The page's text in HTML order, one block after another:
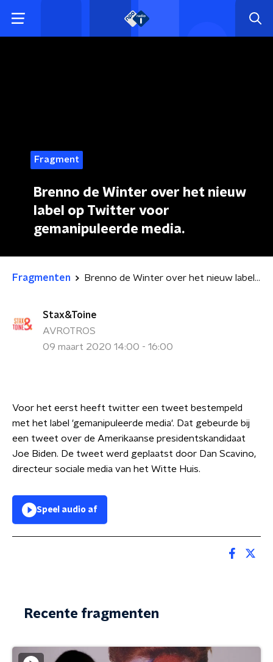
Fragment
Brenno de Winter over het nieuw
label op Twitter voor
gemanipuleerde media.
Fragmenten Brenno de Winter over het nieuw label op Twitter voor gemanipuleerde media.
Stax&Toine
AVROTROS
09 maart 2020 14:00 - 16:00
Voor het eerst heeft twitter een tweet bestempeld
met het label 'gemanipuleerde media'. Dat gebeurde bij
een tweet over de Amerikaanse presidentskandidaat
Joe Biden. De tweet werd geplaatst door Dan Scavino,
directeur sociale media van het Witte Huis.
Speel audio af
Recente fragmenten